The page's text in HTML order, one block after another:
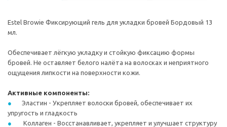
Estel Browie Фиксирующий гель для укладки бровей Бордовый 13
мл.
Обеспечивает лёгкую укладку и стойкую фиксацию формы
бровей. Не оставляет белого налёта на волосках и неприятного
ощущения липкости на поверхности кожи.
Активные компоненты:
Эластин - Укрепляет волоски бровей, обеспечивает их
упругость и гладкость
Коллаген - Восстанавливает, укрепляет и улучшает структуру